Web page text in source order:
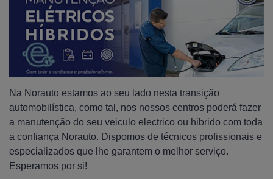
Na Norauto estamos ao seu lado nesta transição
automobilística, como tal, nos nossos centros poderá fazer
a manutenção do seu veiculo electrico ou hibrido com toda
a confiança Norauto. Dispomos de técnicos profissionais e
especializados que lhe garantem o melhor serviço.
Esperamos por si!